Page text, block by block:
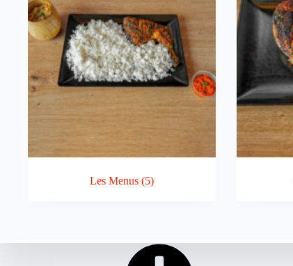
Les Menus (5)